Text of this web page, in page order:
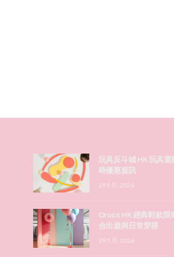
玩具反斗城 HK 玩具選
時優惠資訊
29 5 月, 2026
Crocs HK 經典鞋款限
合出遊與日常穿搭
29 5 月, 2026